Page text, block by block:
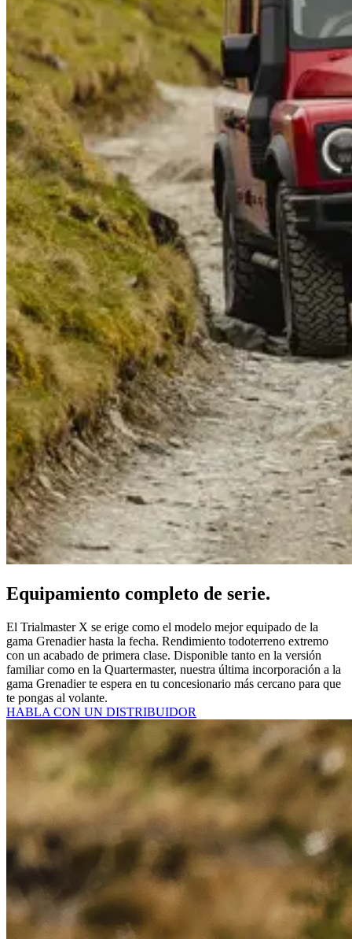
Equipamiento completo de serie.
El Trialmaster X se erige como el modelo mejor equipado de la
gama Grenadier hasta la fecha. Rendimiento todoterreno extremo
con un acabado de primera clase. Disponible tanto en la versión
familiar como en la Quartermaster, nuestra última incorporación a la
gama Grenadier te espera en tu concesionario más cercano para que
te pongas al volante.
HABLA CON UN DISTRIBUIDOR